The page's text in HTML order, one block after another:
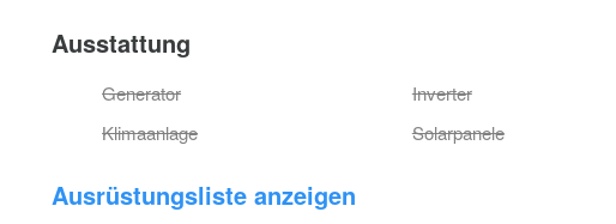
Ausstattung
Generator Inverter
Klimaanlage
Solarpanele
Ausrüstungsliste anzeigen